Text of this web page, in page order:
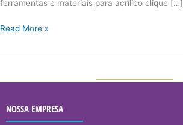
ferramentas e materiais para acrílico clique […]
Read More »
NOSSA EMPRESA